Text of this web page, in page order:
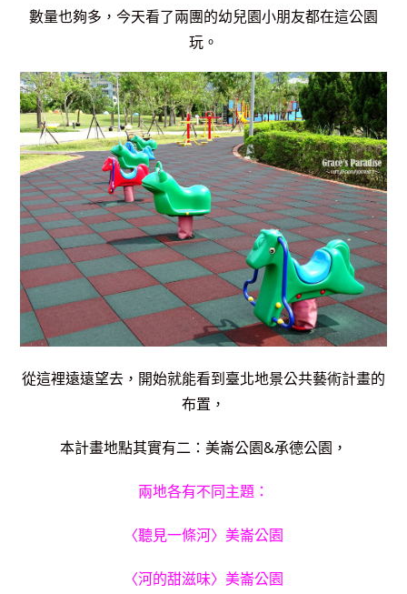
數量也夠多，今天看了兩團的幼兒園小朋友都在這公園
玩。
從這裡遠遠望去，開始就能看到臺北地景公共藝術計畫的
布置，
本計畫地點其實有二：美崙公園&承德公園，
兩地各有不同主題：
〈聽見一條河〉美崙公園
〈河的甜滋味〉美崙公園